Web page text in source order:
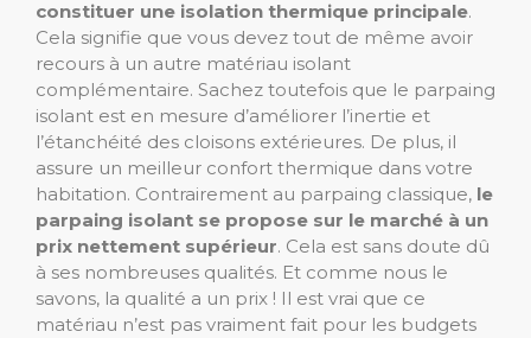
constituer une isolation thermique principale.
Cela signifie que vous devez tout de même avoir
recours à un autre matériau isolant
complémentaire. Sachez toutefois que le parpaing
isolant est en mesure d’améliorer l’inertie et
l’étanchéité des cloisons extérieures. De plus, il
assure un meilleur confort thermique dans votre
habitation. Contrairement au parpaing classique, le
parpaing isolant se propose sur le marché à un
prix nettement supérieur. Cela est sans doute dû
à ses nombreuses qualités. Et comme nous le
savons, la qualité a un prix ! Il est vrai que ce
matériau n’est pas vraiment fait pour les budgets